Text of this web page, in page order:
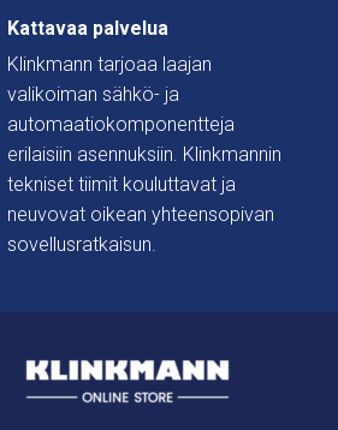
Kattavaa palvelua
Klinkmann tarjoaa laajan
valikoiman sähkö- ja
automaatiokomponentteja
erilaisiin asennuksiin. Klinkmannin
tekniset tiimit kouluttavat ja
neuvovat oikean yhteensopivan
sovellusratkaisun.